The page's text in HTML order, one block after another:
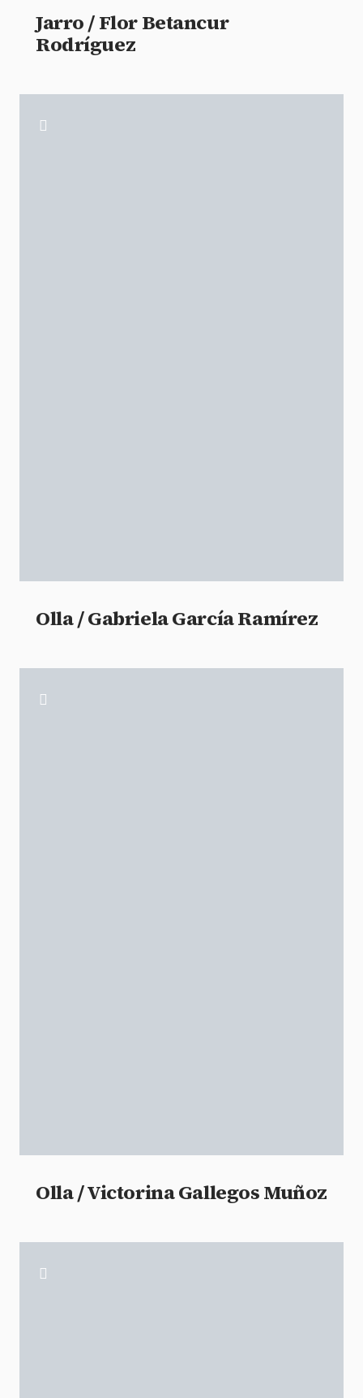
Jarro / Flor Betancur
Rodríguez
Olla / Gabriela García Ramírez
Olla / Victorina Gallegos Muñoz